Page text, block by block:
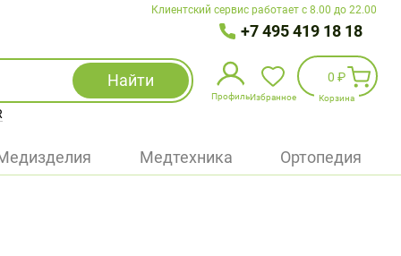
Клиентский сервис работает с 8.00 до 22.00
+7 495 419 18 18
Найти
Профиль
Избранное
Войти
Избранное
0 ₽
Корзина
Медтехника Ортопедия